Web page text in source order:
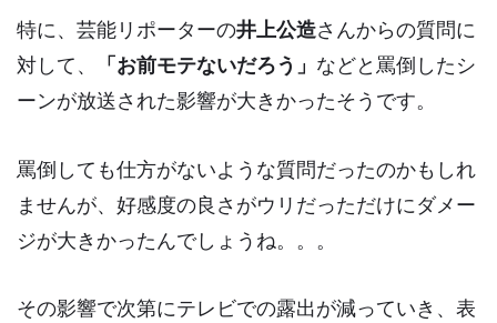
特に、芸能リポーターの井上公造さんからの質問に
対して、
「お前モテないだろう」 などと罵倒したシ
ーンが放送された影響が大きかったそうです。
罵倒しても仕方がないような質問だったのかもしれ
ませんが、好感度の良さがウリだっただけにダメー
ジが大きかったんでしょうね。。。
その影響で次第にテレビでの露出が減っていき、表